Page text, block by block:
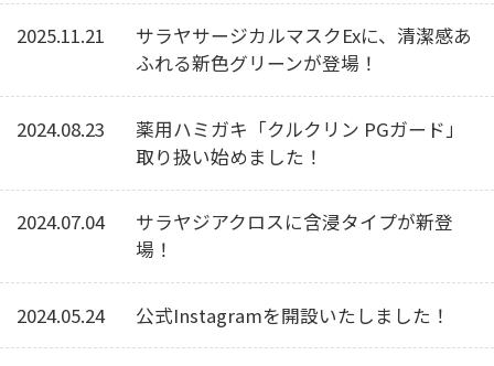
2025.11.21
サラヤサージカルマスクExに、清潔感あ
ふれる新色グリーンが登場！
2024.08.23
薬用ハミガキ「クルクリン PGガード」
取り扱い始めました！
2024.07.04
サラヤジアクロスに含浸タイプが新登
場！
2024.05.24 公式Instagramを開設いたしました！